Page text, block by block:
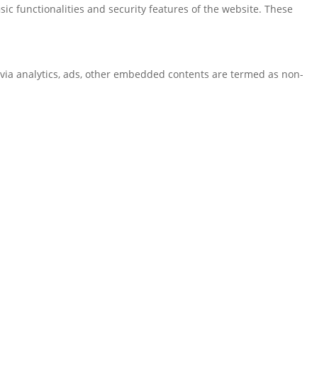
functionalities and security features of the website. These
analytics, ads, other embedded contents are termed as non-